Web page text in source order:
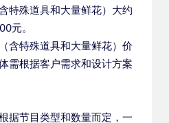
特殊道具和大量鲜花）大约
元。
含特殊道具和大量鲜花）价
需根据客户需求和设计方案
据节目类型和数量而定，一